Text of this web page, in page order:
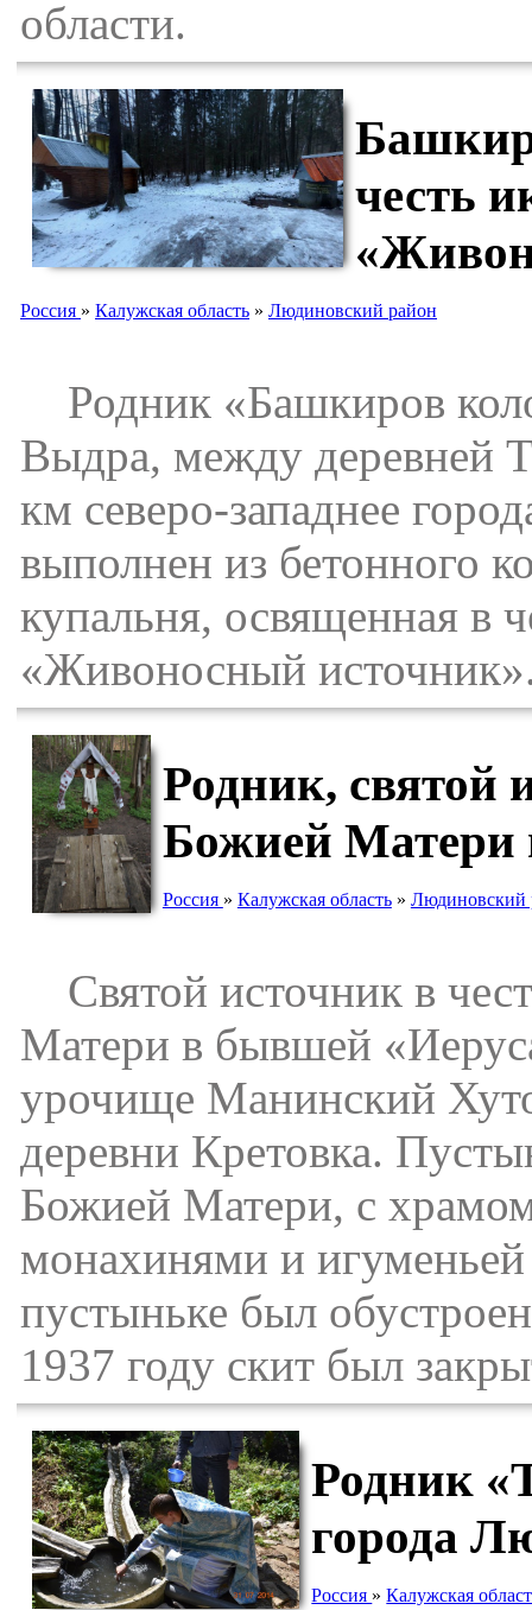
области.
честь
Россия » Калужская область » Людиновский район
Родник «Башкиров
Выдра, между деревней
км северо-западнее
выполнен из бетонного
купальня, освященная в
«Живоносный
Родник, святой
Божией Матери
Россия » Калужская область» Людиновский
Святой источник в
Матери в бывшей
урочище Манинский
деревни Кретовка.
Божией Матери, с
монахинями и
пустыньке был
1937 году скит был
Родник
города
Россия »Калужская